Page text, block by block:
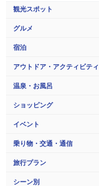
観光スポット
グルメ
宿泊
アウトドア・アクティビティ
温泉・お風呂
ショッピング
イベント
乗り物・交通・通信
旅行プラン
シーン別